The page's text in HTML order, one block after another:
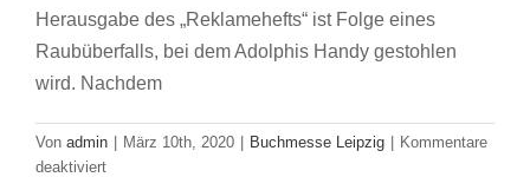
Herausgabe des „Reklamehefts“ ist Folge eines
Raubüberfalls, bei dem Adolphis Handy gestohlen
wird. Nachdem
Von admin | März 10th, 2020 | Buchmesse Leipzig | Kommentare
deaktiviertfür